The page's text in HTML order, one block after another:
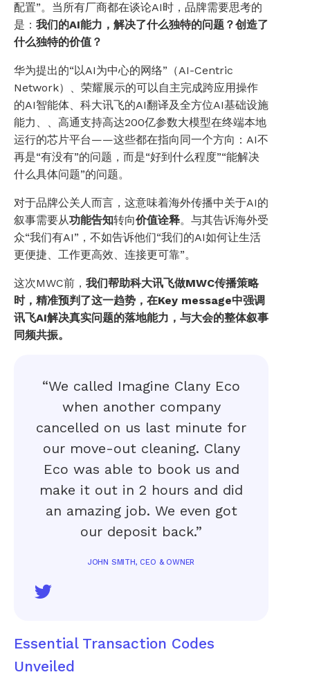
配置”。当所有厂商都在谈论AI时，品牌需要思考的
是： 我们的AI能力，解决了什么独特的问题？创造了
什么独特的价值？
华为提出的“以AI为中心的网络”（AI-Centric
Network）、荣耀展示的可以自主完成跨应用操作
的AI智能体、科大讯飞的AI翻译及全方位AI基础设施
能力、、高通支持高达200亿参数大模型在终端本地
运行的芯片平台——这些都在指向同一个方向：AI不
再是“有没有”的问题，而是“好到什么程度”“能解决
什么具体问题”的问题。
对于品牌公关人而言，这意味着海外传播中关于AI的
叙事需要从功能告知转向价值诠释。与其告诉海外受
众“我们有AI”，不如告诉他们“我们的AI如何让生活
更便捷、工作更高效、连接更可靠”。
这次MWC前， 我们帮助科大讯飞做MWC传播策略
时，精准预判了这一趋势，在Key message中强调
讯飞AI解决真实问题的落地能力，与大会的整体叙事
同频共振。
“We called Imagine Clany Eco
when another company
cancelled on us last minute for
our move-out cleaning. Clany
Eco was able to book us and
make it out in 2 hours and did
an amazing job. We even got
our deposit back.”
JOHN SMITH, CEO & OWNER
Essential Transaction Codes
Unveiled